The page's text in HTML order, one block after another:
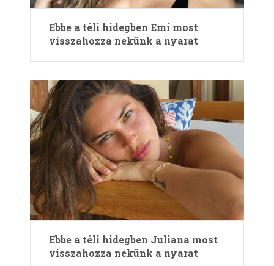
Ebbe a téli hidegben Emi most
visszahozza nekünk a nyarat
Ebbe a téli hidegben Juliana most
visszahozza nekünk a nyarat